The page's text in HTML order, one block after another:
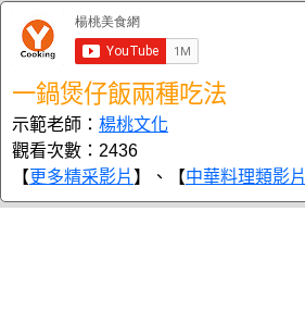
一鍋煲仔飯兩種吃法
示範老師： 楊桃文化
觀看次數：2436
【更多精采影片 】、【中華料理類影片